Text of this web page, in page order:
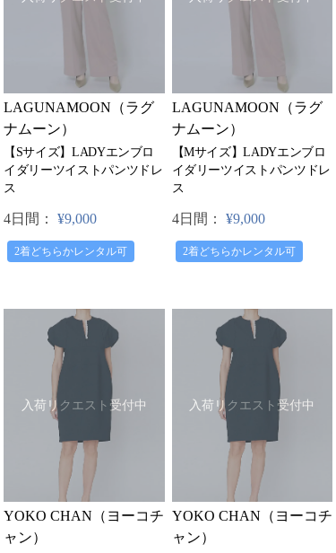
LAGUNAMOON（ラグ
ナムーン）
【Sサイズ】LADYエンブロ
イダリーツイストパンツドレ
ス
4日間： ¥9,000
2着どちらかレンタル可
LAGUNAMOON（ラグ
ナムーン）
【Mサイズ】LADYエンブロ
イダリーツイストパンツドレ
ス
4日間： ¥9,000
2着どちらかレンタル可
入荷リクエスト受付中
YOKO CHAN（ヨーコチ
ャン）
入荷リクエスト受付中
YOKO CHAN（ヨーコチ
ャン）